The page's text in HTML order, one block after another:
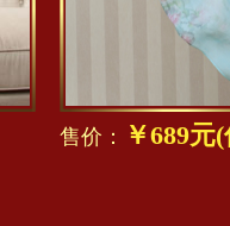
售价： ￥689元